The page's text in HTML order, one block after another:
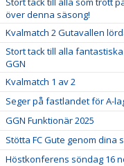
över denna säsong!
Kvalmatch 2 Gutavallen
Stort tack till alla
GGN
Kvalmatch 1 av 2
Seger på fastlandet för A-
GGN Funktionär 2025
Stötta FC Gute genom dina
Höstkonferens söndag 16